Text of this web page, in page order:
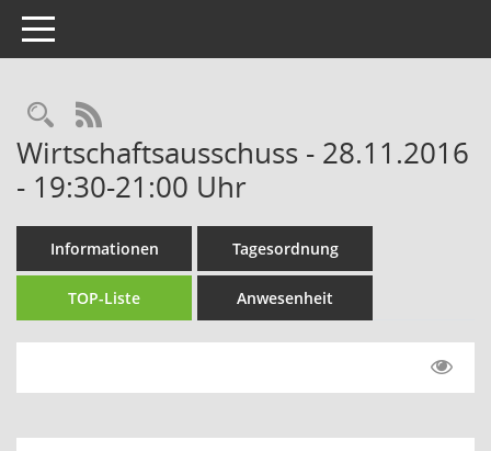
Toggle navigation
Rechercheauswahl
RSS-Feed
Wirtschaftsausschuss - 28.11.2016
- 19:30-21:00 Uhr
Informationen Tagesordnung
TOP-Liste Anwesenheit